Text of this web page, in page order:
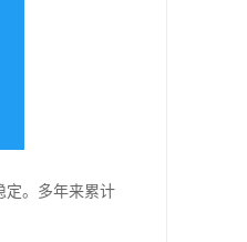
定。多年来累计